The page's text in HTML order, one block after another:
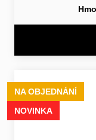
NA OBJEDNÁNÍ
NOVINKA